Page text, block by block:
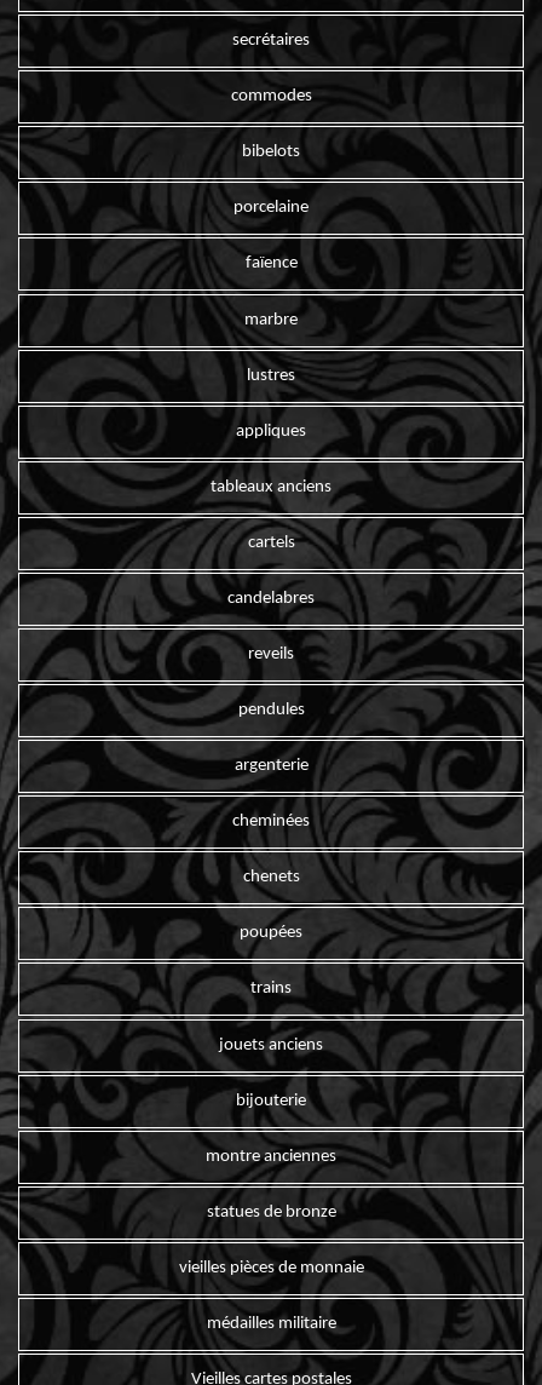
secrétaires
commodes
bibelots
porcelaine
faïence
marbre
lustres
appliques
tableaux anciens
cartels
candelabres
reveils
pendules
argenterie
cheminées
chenets
poupées
trains
jouets anciens
bijouterie
montre anciennes
statues de bronze
vieilles pièces de monnaie
médailles militaire
Vieilles cartes postales